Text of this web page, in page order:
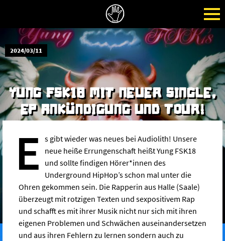
2024/03/11
YUNG FSK18 MIT NEUER SINGLE,
EP ANKÜNDIGUNG UND TOUR!
E s gibt wieder was neues bei Audiolith! Unsere
neue heiße Errungenschaft heißt Yung FSK18
und sollte findigen Hörer*innen des
Underground HipHop’s schon mal unter die
Ohren gekommen sein. Die Rapperin aus Halle (Saale)
überzeugt mit rotzigen Texten und sexpositivem Rap
und schafft es mit ihrer Musik nicht nur sich mit ihren
eigenen Problemen und Schwächen auseinandersetzen
und aus ihren Fehlern zu lernen sondern auch zu